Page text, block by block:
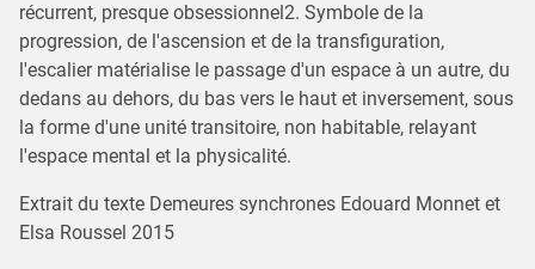
récurrent, presque obsessionnel2. Symbole de la
progression, de l'ascension et de la transfiguration,
l'escalier matérialise le passage d'un espace à un autre, du
dedans au dehors, du bas vers le haut et inversement, sous
la forme d'une unité transitoire, non habitable, relayant
l'espace mental et la physicalité.
Extrait du texte Demeures synchrones Edouard Monnet et
Elsa Roussel 2015